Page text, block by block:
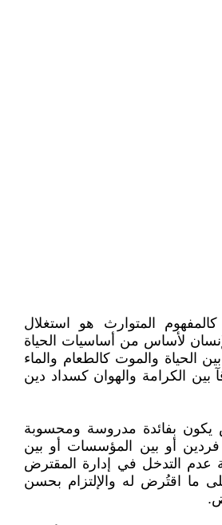
المتوارث هو استغلال
لأساس من أساسيات الحياة
الحياة والموت كالطعام والماء
بين الكرامة والهوان كسداد دين
يكون بفائدة مدروسة ومحسوبة
أو بين المؤسسات أو بين
التدخل في إدارة المقترض
ما اقتُرض له والإلتزام بحسن